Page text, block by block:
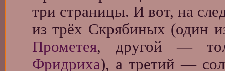
три страницы. И вот, на
из трёх Скрябиных (один
Прометея, другой —
Фридриха), а третий —